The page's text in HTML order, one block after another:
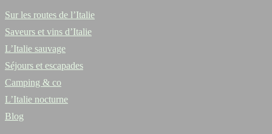
Sur les routes de l’Italie
Saveurs et vins d’Italie
L’Italie sauvage
Séjours et escapades
Camping & co
L’Italie nocturne
Blog